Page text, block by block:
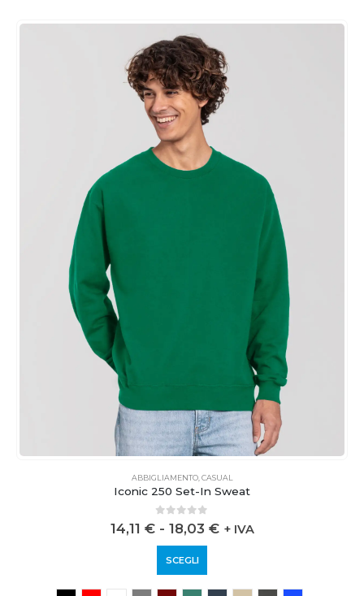
ABBIGLIAMENTO,CASUAL
Iconic 250 Set-In Sweat
out of 5
14,11 € - 18,03 € + IVA
SCEGLI